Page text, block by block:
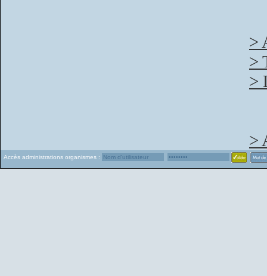
>
>
>
>
Accès administrations organismes :